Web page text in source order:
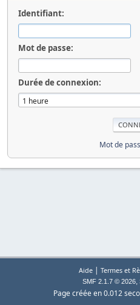
Identifiant:
Mot de passe:
Durée de connexion:
Mot de
Aide| Termes et
SMF 2.1.7 © 2026,
Page créée en 0.012